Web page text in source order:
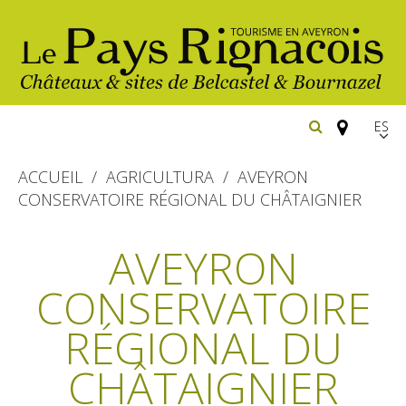
imprescindibles
Belcastel: pueblo y castillo
Bournazel: pueblo y castillo
Los parajes
naturales
Senderismo
Cicloturismo
Equitación
Hoteles y centros
de vacaciones
Restaurantes
ACCUEIL AGRICULTURA
AVEYRON
CONSERVATOIRE RÉGIONAL DU CHÂTAIGNIER
AVEYRON
CONSERVATOIRE
RÉGIONAL DU
CHÂTAIGNIER